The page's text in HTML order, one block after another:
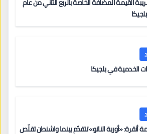
الخدمية في بلجيكا
أنقرة: «أوربة الناتو» تتقدّم بينما واشنطن تقلّص